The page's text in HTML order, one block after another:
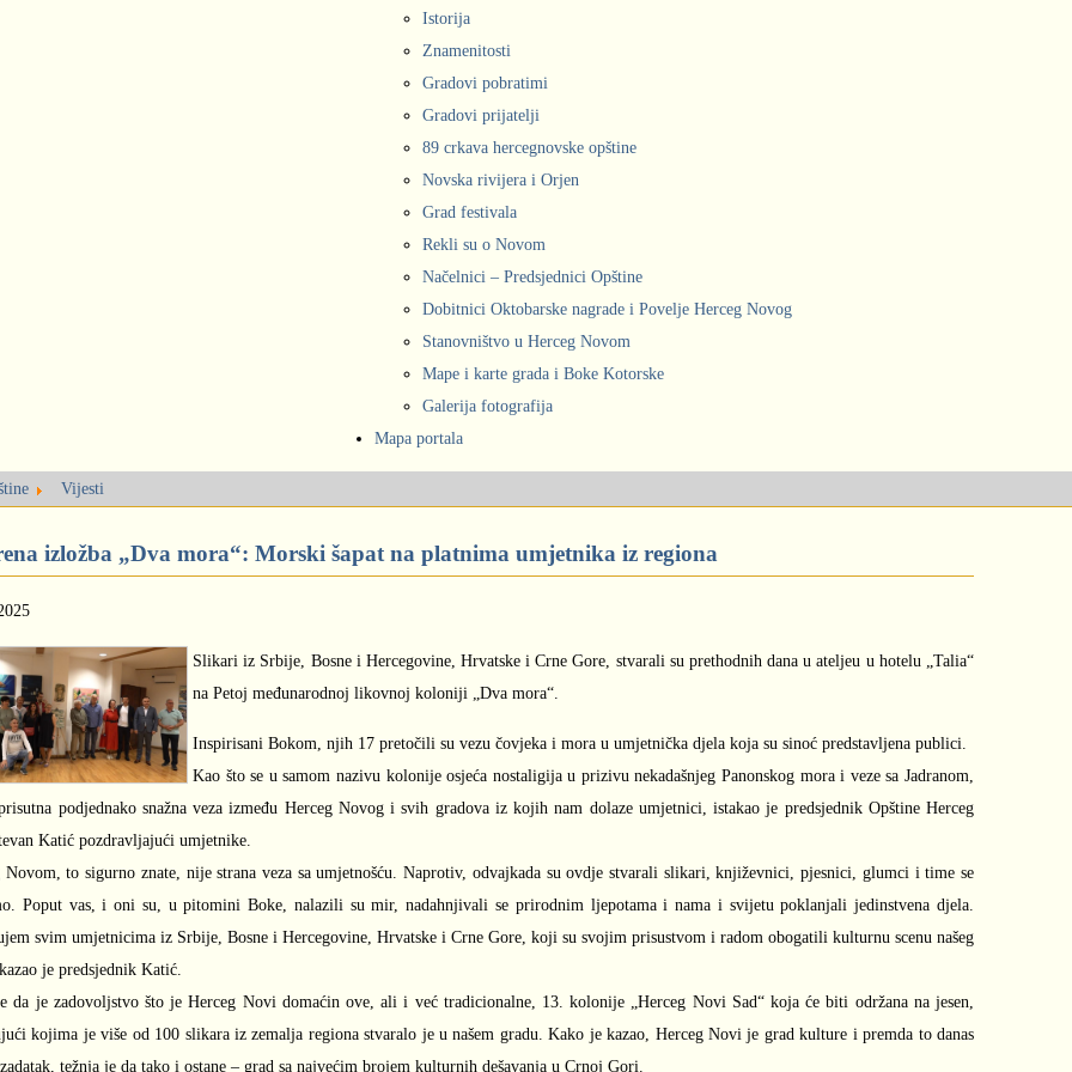
Istorija
Znamenitosti
Gradovi pobratimi
Gradovi prijatelji
89 crkava hercegnovske opštine
Novska rivijera i Orjen
Grad festivala
Rekli su o Novom
Načelnici – Predsjednici Opštine
Dobitnici Oktobarske nagrade i Povelje Herceg Novog
Stanovništvo u Herceg Novom
Mape i karte grada i Boke Kotorske
Galerija fotografija
Mapa portala
Vijesti
izložba „Dva mora“: Morski šapat na platnima umjetnika iz regiona
Slikari iz Srbije, Bosne i Hercegovine, Hrvatske i Crne Gore, stvarali su prethodnih dana u ateljeu u hotelu „Talia“
na Petoj međunarodnoj likovnoj koloniji „Dva mora“.
Inspirisani Bokom, njih 17 pretočili su vezu čovjeka i mora u umjetnička djela koja su sinoć predstavljena publici.
Kao što se u samom nazivu kolonije osjeća nostaligija u prizivu nekadašnjeg Panonskog mora i veze sa Jadranom,
podjednako snažna veza između Herceg Novog i svih gradova iz kojih nam dolaze umjetnici, istakao je predsjednik Opštine Herceg
Katić pozdravljajući umjetnike.
Novom, to sigurno znate, nije strana veza sa umjetnošću. Naprotiv, odvajkada su ovdje stvarali slikari, književnici, pjesnici, glumci i time se
Poput vas, i oni su, u pitomini Boke, nalazili su mir, nadahnjivali se prirodnim ljepotama i nama i svijetu poklanjali jedinstvena djela.
svim umjetnicima iz Srbije, Bosne i Hercegovine, Hrvatske i Crne Gore, koji su svojim prisustvom i radom obogatili kulturnu scenu našeg
je predsjednik Katić.
da je zadovoljstvo što je Herceg Novi domaćin ove, ali i već tradicionalne, 13. kolonije „Herceg Novi Sad“ koja će biti održana na jesen,
kojima je više od 100 slikara iz zemalja regiona stvaralo je u našem gradu. Kako je kazao, Herceg Novi je grad kulture i premda to danas
težnja je da tako i ostane – grad sa najvećim brojem kulturnih dešavanja u Crnoj Gori.